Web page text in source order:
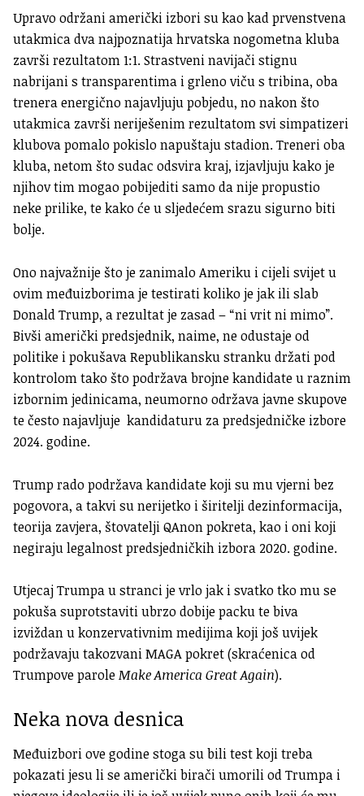
Upravo održani američki izbori su kao kad prvenstvena
utakmica dva najpoznatija hrvatska nogometna kluba
završi rezultatom 1:1. Strastveni navijači stignu
nabrijani s transparentima i grleno viču s tribina, oba
trenera energično najavljuju pobjedu, no nakon što
utakmica završi neriješenim rezultatom svi simpatizeri
klubova pomalo pokislo napuštaju stadion. Treneri oba
kluba, netom što sudac odsvira kraj, izjavljuju kako je
njihov tim mogao pobijediti samo da nije propustio
neke prilike, te kako će u sljedećem srazu sigurno biti
bolje.
Ono najvažnije što je zanimalo Ameriku i cijeli svijet u
ovim međuizborima je testirati koliko je jak ili slab
Donald Trump, a rezultat je zasad – “ni vrit ni mimo”.
Bivši američki predsjednik, naime, ne odustaje od
politike i pokušava Republikansku stranku držati pod
kontrolom tako što podržava brojne kandidate u raznim
izbornim jedinicama, neumorno održava javne skupove
te često najavljuje kandidaturu za predsjedničke izbore
2024. godine.
Trump rado podržava kandidate koji su mu vjerni bez
pogovora, a takvi su nerijetko i širitelji dezinformacija,
teorija zavjera, štovatelji QAnon pokreta, kao i oni koji
negiraju legalnost predsjedničkih izbora 2020. godine.
Utjecaj Trumpa u stranci je vrlo jak i svatko tko mu se
pokuša suprotstaviti ubrzo dobije packu te biva
izviždan u konzervativnim medijima koji još uvijek
podržavaju takozvani MAGA pokret (skraćenica od
Trumpove paroleMake America Great Again).
Neka nova desnica
Međuizbori ove godine stoga su bili test koji treba
pokazati jesu li se američki birači umorili od Trumpa i